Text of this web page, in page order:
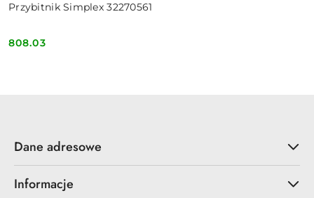
Przybitnik Simplex 32270561
Cena:
808.03
Dane adresowe
Informacje